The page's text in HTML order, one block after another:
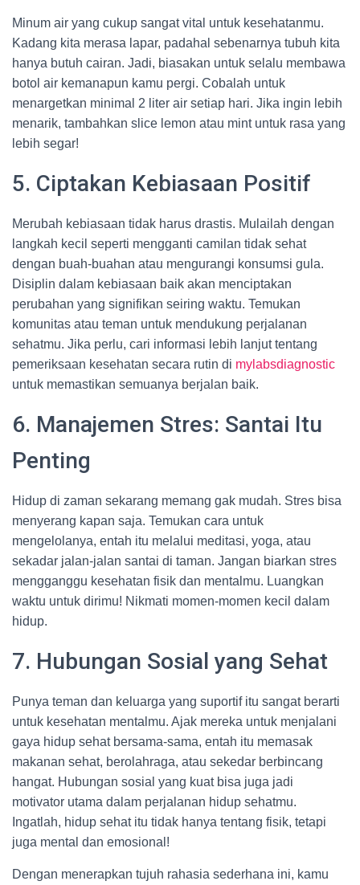
Minum air yang cukup sangat vital untuk kesehatanmu.
Kadang kita merasa lapar, padahal sebenarnya tubuh kita
hanya butuh cairan. Jadi, biasakan untuk selalu membawa
botol air kemanapun kamu pergi. Cobalah untuk
menargetkan minimal 2 liter air setiap hari. Jika ingin lebih
menarik, tambahkan slice lemon atau mint untuk rasa yang
lebih segar!
5. Ciptakan Kebiasaan Positif
Merubah kebiasaan tidak harus drastis. Mulailah dengan
langkah kecil seperti mengganti camilan tidak sehat
dengan buah-buahan atau mengurangi konsumsi gula.
Disiplin dalam kebiasaan baik akan menciptakan
perubahan yang signifikan seiring waktu. Temukan
komunitas atau teman untuk mendukung perjalanan
sehatmu. Jika perlu, cari informasi lebih lanjut tentang
pemeriksaan kesehatan secara rutin di mylabsdiagnostic
untuk memastikan semuanya berjalan baik.
6. Manajemen Stres: Santai Itu
Penting
Hidup di zaman sekarang memang gak mudah. Stres bisa
menyerang kapan saja. Temukan cara untuk
mengelolanya, entah itu melalui meditasi, yoga, atau
sekadar jalan-jalan santai di taman. Jangan biarkan stres
mengganggu kesehatan fisik dan mentalmu. Luangkan
waktu untuk dirimu! Nikmati momen-momen kecil dalam
hidup.
7. Hubungan Sosial yang Sehat
Punya teman dan keluarga yang suportif itu sangat berarti
untuk kesehatan mentalmu. Ajak mereka untuk menjalani
gaya hidup sehat bersama-sama, entah itu memasak
makanan sehat, berolahraga, atau sekedar berbincang
hangat. Hubungan sosial yang kuat bisa juga jadi
motivator utama dalam perjalanan hidup sehatmu.
Ingatlah, hidup sehat itu tidak hanya tentang fisik, tetapi
juga mental dan emosional!
Dengan menerapkan tujuh rahasia sederhana ini, kamu